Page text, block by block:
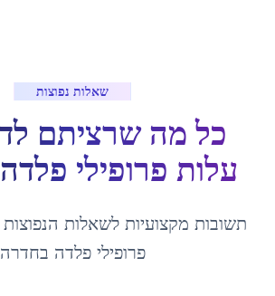
שאלות נפוצות
כל מה שרציתם
עלות פרופילי פלדה
תשובות מקצועיות לשאלות
פרופילי פלדה בחדרה